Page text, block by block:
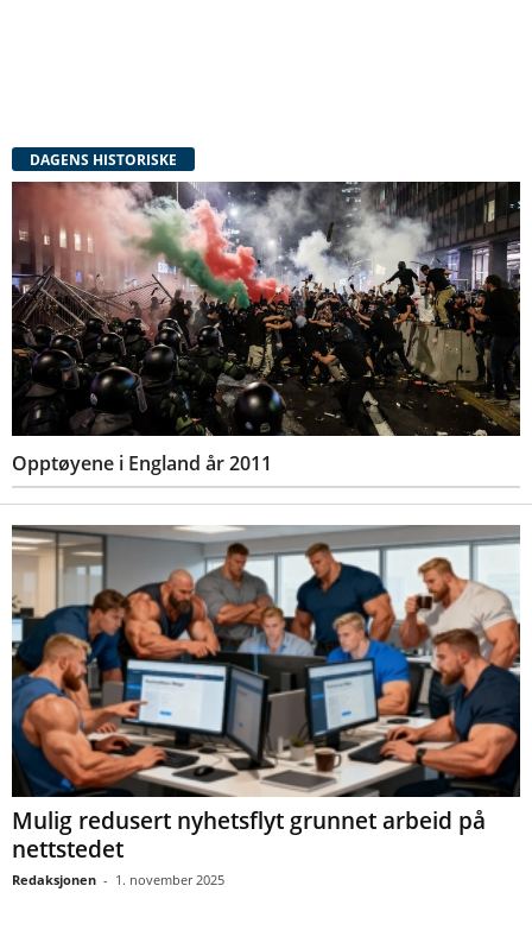
DAGENS HISTORISKE
Opptøyene i England år 2011
Mulig redusert nyhetsflyt grunnet arbeid på
nettstedet
Redaksjonen - 1. november 2025